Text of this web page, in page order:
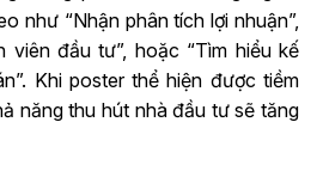
như “Nhận phân tích lợi nhuận”,
viên đầu tư”, hoặc “Tìm hiểu kế
Khi poster thể hiện được tiềm
năng thu hút nhà đầu tư sẽ tăng